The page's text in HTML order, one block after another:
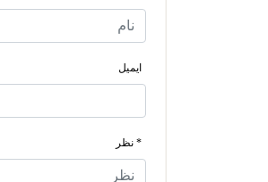
ایمیل
* نظر